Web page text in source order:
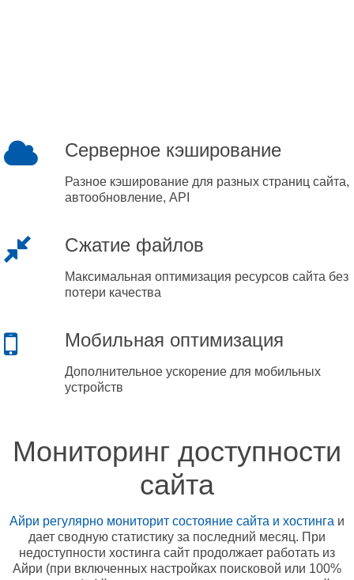
Серверное кэширование
Разное кэширование для разных страниц сайта,
автообновление, API
Сжатие файлов
Максимальная оптимизация ресурсов сайта без
потери качества
Мобильная оптимизация
Дополнительное ускорение для мобильных
устройств
Мониторинг доступности
сайта
Айри регулярно мониторит состояние сайта и хостинга и
дает сводную статистику за последний месяц. При
недоступности хостинга сайт продолжает работать из
Айри (при включенных настройках поисковой или 100%